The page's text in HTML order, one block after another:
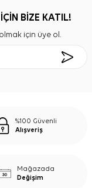
BİZE KATIL!
için üye ol.
%100 Güvenli
Alışveriş
Mağazada
Değişim